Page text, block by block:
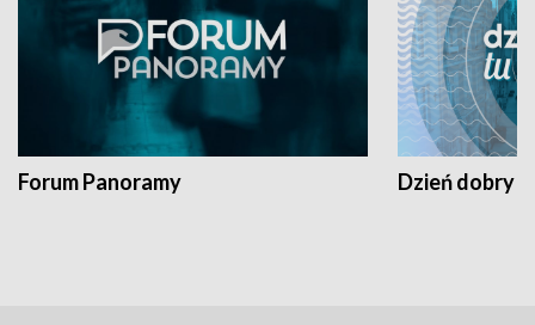
Forum Panoramy Dzień dobry